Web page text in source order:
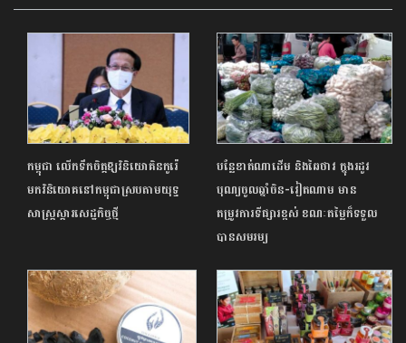
កម្ពុជា លើកទឹកចិត្តឱ្យវិនិយោគិនកូរ៉េ
មកវិនិយោគនៅកម្ពុជាស្របតាមយុទ្ធ
សាស្រ្តស្តារសេដ្ឋកិច្ចថ្មី
បន្លែ​ខាត់ណាដើម និងឆៃថាវ ក្នុងរដូវ
បុណ្យចូលឆ្នាំចិន-វៀតណាម មាន
តម្រូវការទីផ្សារខ្ពស់ ខណៈតម្លៃក៏ទទួល
បានសមរម្យ